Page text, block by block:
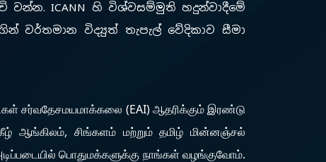
වන්න. ICANN හි විශ්වසම්මුති හදුන්වාදීමේ
වර්තමාන විද්‍යුත් තැපැල් වේදිකාව සීමා
சர்வதேசமயமாக்கலை (EAI) ஆதரிக்கும் இரண்டு
ஆங்கிலம், சிங்களம் மற்றும் தமிழ் மின்னஞ்சல்
பொதுமக்களுக்கு நாங்கள் வழங்குவோம்.